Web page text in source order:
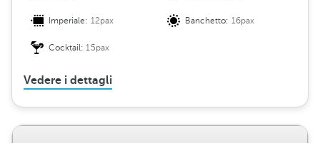
Imperiale: 12pax Banchetto: 16pax
Cocktail:15pax
Vedere i dettagli